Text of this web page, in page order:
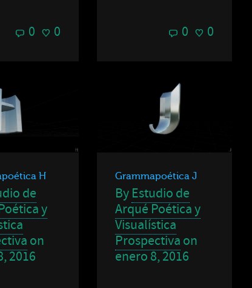
0 0 0 0
Grammapoética J
By Estudio de
Arqué Poética y
Visualística
Prospectiva on
enero 8, 2016
H
de
y
on
2016